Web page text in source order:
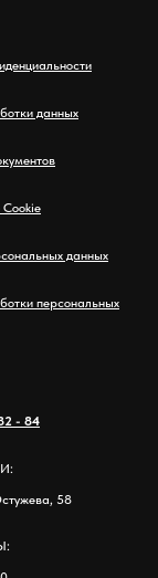
данных
Cookie
данных
персональных
- 84
58